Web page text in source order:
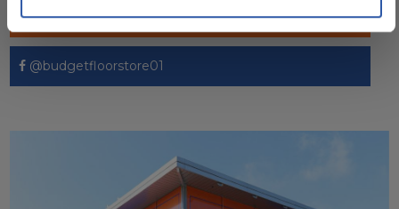
@budgetfloorstore
@budgetfloorstore01